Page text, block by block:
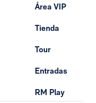
Área VIP
Tienda
Tour
Entradas
RM Play